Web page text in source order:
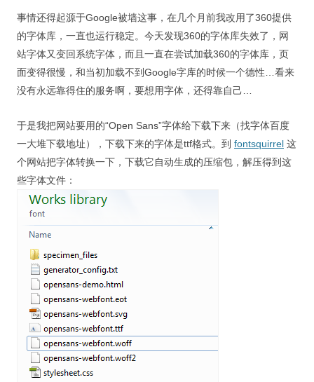
关于本站
事情还得起源于Google被墙这事，在几个月前我改用了360提供
的字体库，一直也运行稳定。今天发现360的字体库失效了，网
站字体又变回系统字体，而且一直在尝试加载360的字体库，页
面变得很慢，和当初加载不到Google字库的时候一个德性…看来
没有永远靠得住的服务啊，要想用字体，还得靠自己…
于是我把网站要用的“Open Sans”字体给下载下来（找字体百度
一大堆下载地址），下载下来的字体是ttf格式。到 fontsquirrel 这
个网站把字体转换一下，下载它自动生成的压缩包，解压得到这
些字体文件：